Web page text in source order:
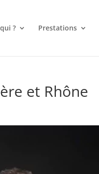
? Prestations
et Rhône